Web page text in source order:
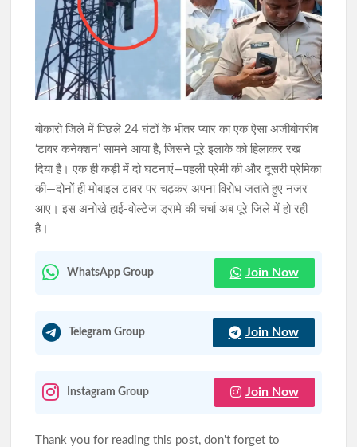
सिमडेगा के एसडीओ टैक्सी स्टैंड व मार्केट कॉम्प्लेक्स में चला अतिक्रमण
हटाओ अभियान
10 अगस्त को राष्ट्रव्यापी रास्ता रोको-रेल रोको अभियान, रांची में अल्बर्ट
बोकारो जिले में पिछले 24 घंटों के भीतर प्यार का एक ऐसा अजीबोगरीब
‘टावर कनेक्शन’ सामने आया है, जिसने पूरे इलाके को हिलाकर रख
दिया है। एक ही कड़ी में दो घटनाएं—पहली प्रेमी की और दूसरी प्रेमिका
की—दोनों ही मोबाइल टावर पर चढ़कर अपना विरोध जताते हुए नजर
आए। इस अनोखे हाई-वोल्टेज ड्रामे की चर्चा अब पूरे जिले में हो रही
है।
WhatsApp Group Join Now
Telegram Group Join Now
Instagram Group Join Now
Thank you for reading this post, don't forget to